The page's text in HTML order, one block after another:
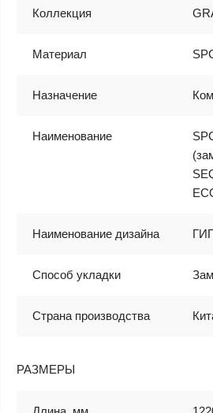
Коллекция
Материал
Назначение
Наименование
Наименование дизайна
Способ укладки
Страна производства
РАЗМЕРЫ